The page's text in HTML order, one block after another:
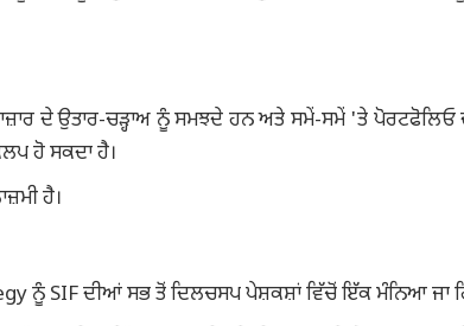
ਦੇ ਉਤਾਰ-ਚੜ੍ਹਾਅ ਨੂੰ ਸਮਝਦੇ ਹਨ ਅਤੇ ਸਮੇਂ-ਸਮੇਂ 'ਤੇ ਪੋਰਟਫੋਲਿਓ
ਹੋ ਸਕਦਾ ਹੈ।
ਹੈ।
SIF ਦੀਆਂ ਸਭ ਤੋਂ ਦਿਲਚਸਪ ਪੇਸ਼ਕਸ਼ਾਂ ਵਿੱਚੋਂ ਇੱਕ ਮੰਨਿਆ ਜਾ